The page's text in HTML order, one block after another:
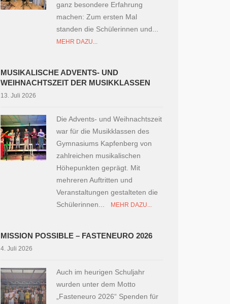
ganz besondere Erfahrung
machen: Zum ersten Mal
standen die Schülerinnen und...
MEHR DAZU...
MUSIKALISCHE ADVENTS- UND
WEIHNACHTSZEIT DER MUSIKKLASSEN
13. Juli 2026
Die Advents- und Weihnachtszeit
war für die Musikklassen des
Gymnasiums Kapfenberg von
zahlreichen musikalischen
Höhepunkten geprägt. Mit
mehreren Auftritten und
Veranstaltungen gestalteten die
Schülerinnen...
MEHR DAZU...
MISSION POSSIBLE – FASTENEURO 2026
4. Juli 2026
Auch im heurigen Schuljahr
wurden unter dem Motto
„Fasteneuro 2026“ Spenden für